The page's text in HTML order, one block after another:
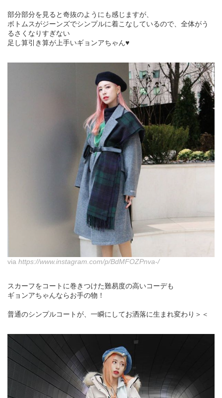
部分部分を見ると奇抜のようにも感じますが、
ボトムスがジーンズでシンプルに着こなしているので、全体がう
るさくなりすぎない
足し算引き算が上手いギョンアちゃん♥
via https://www.instagram.com/p/BdMFOZPnva-/
スカーフをコートに巻きつけた難易度の高いコーデも
ギョンアちゃんならお手の物！
普通のシンプルコートが、一瞬にしてお洒落に生まれ変わり＞＜